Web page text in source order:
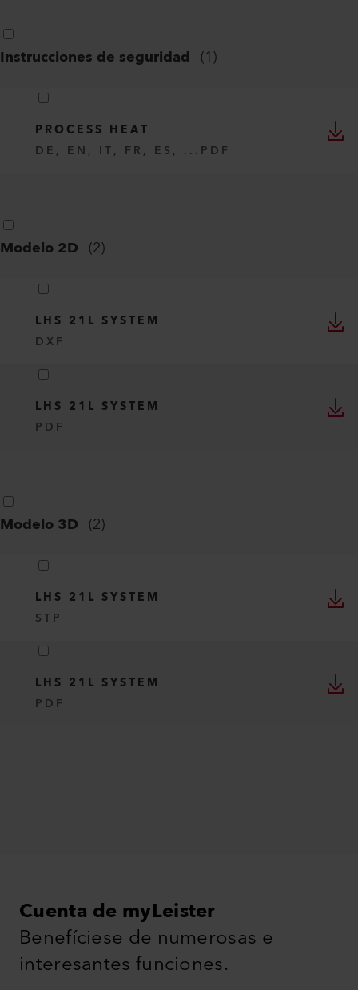
Instrucciones de seguridad (1)
PROCESS HEAT
DE, EN, IT, FR, ES, ... PDF
Modelo 2D (2)
LHS 21L SYSTEM
DXF
LHS 21L SYSTEM
PDF
Modelo 3D (2)
LHS 21L SYSTEM
STP
LHS 21L SYSTEM
PDF
Cuenta de myLeister
Benefíciese de numerosas e
interesantes funciones.